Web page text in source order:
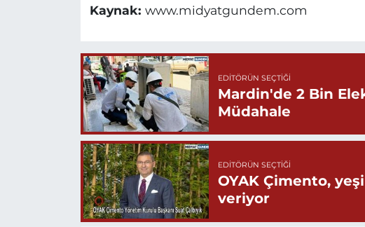
Kaynak: www.midyatgundem.com
EDITÖRÜN SEÇTIĞI
Mardin'de 2 Bin
Müdahale
EDITÖRÜN SEÇTIĞI
OYAK Çimento,
veriyor